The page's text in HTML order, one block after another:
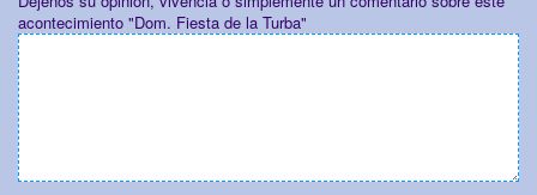
acontecimiento "Dom. Fiesta de la Turba"